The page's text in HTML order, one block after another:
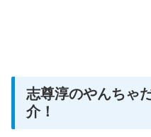
志尊淳のやんちゃ
介！